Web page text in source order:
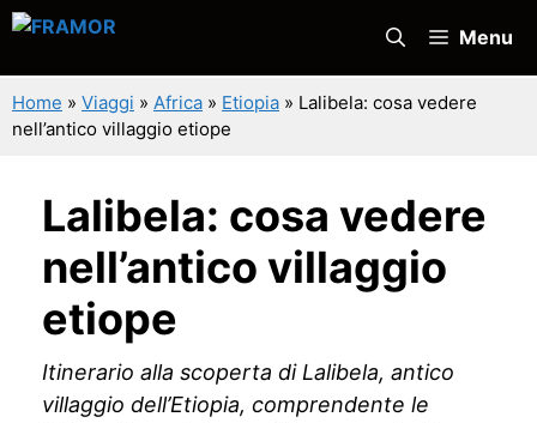
Vai
contenuto
Menu
Home » Viaggi » Africa » Etiopia » Lalibela: cosa vedere
nell’antico villaggio etiope
Lalibela: cosa vedere
nell’antico villaggio
etiope
Itinerario alla scoperta di Lalibela, antico
villaggio dell’Etiopia, comprendente le